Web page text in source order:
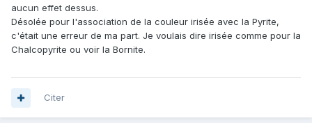
aucun effet dessus.
Désolée pour l'association de la couleur irisée avec la Pyrite,
c'était une erreur de ma part. Je voulais dire irisée comme pour la
Chalcopyrite ou voir la Bornite.
Citer